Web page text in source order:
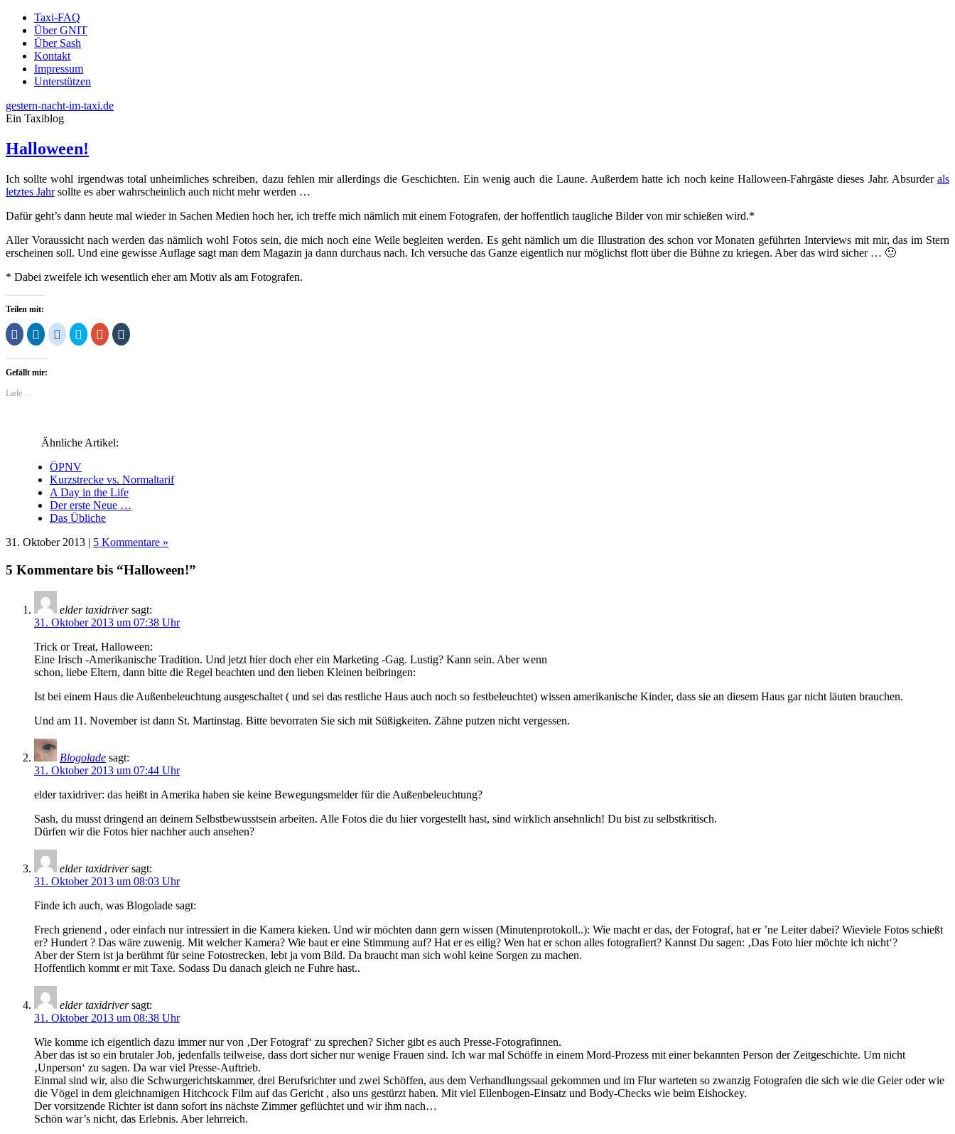
Taxi-FAQ
Über GNIT
Über Sash
Kontakt
Impressum
Unterstützen
gestern-nacht-im-taxi.de
Ein Taxiblog
Halloween!
Ich sollte wohl irgendwas total unheimliches schreiben, dazu fehlen mir allerdings die Geschichten. Ein wenig auch die Laune. Außerdem hatte ich noch keine Halloween-Fahrgäste dieses Jahr. Absurder als
letztes Jahrsollte es aber wahrscheinlich auch nicht mehr werden …
Dafür geht’s dann heute mal wieder in Sachen Medien hoch her, ich treffe mich nämlich mit einem Fotografen, der hoffentlich taugliche Bilder von mir schießen wird.*
Aller Voraussicht nach werden das nämlich wohl Fotos sein, die mich noch eine Weile begleiten werden. Es geht nämlich um die Illustration des schon vor Monaten geführten Interviews mit mir, das im Stern
erscheinen soll. Und eine gewisse Auflage sagt man dem Magazin ja dann durchaus nach. Ich versuche das Ganze eigentlich nur möglichst flott über die Bühne zu kriegen. Aber das wird sicher … 🙂
* Dabei zweifele ich wesentlich eher am Motiv als am Fotografen.
Teilen mit:
Klick,
um
Facebook
teilen
in
neuem
Klick,
um
LinkedIn
teilen
Klick,
um
Klick,
um
über
Zum
Teilen
Klick,
um
Gefällt mir:
Lade …
Ähnliche Artikel:
ÖPNV
Kurzstrecke vs. Normaltarif
A Day in the Life
Der erste Neue …
Das Übliche
31. Oktober 2013 | 5 Kommentare »
5 Kommentare bis “Halloween!”
elder taxidriver sagt:
31. Oktober 2013 um 07:38 Uhr
Trick or Treat, Halloween:
Eine Irisch -Amerikanische Tradition. Und jetzt hier doch eher ein Marketing -Gag. Lustig? Kann sein. Aber wenn
schon, liebe Eltern, dann bitte die Regel beachten und den lieben Kleinen beibringen:
Ist bei einem Haus die Außenbeleuchtung ausgeschaltet ( und sei das restliche Haus auch noch so festbeleuchtet) wissen amerikanische Kinder, dass sie an diesem Haus gar nicht läuten brauchen.
Und am 11. November ist dann St. Martinstag. Bitte bevorraten Sie sich mit Süßigkeiten. Zähne putzen nicht vergessen.
Blogolade sagt:
31. Oktober 2013 um 07:44 Uhr
elder taxidriver: das heißt in Amerika haben sie keine Bewegungsmelder für die Außenbeleuchtung?
Sash, du musst dringend an deinem Selbstbewusstsein arbeiten. Alle Fotos die du hier vorgestellt hast, sind wirklich ansehnlich! Du bist zu selbstkritisch.
Dürfen wir die Fotos hier nachher auch ansehen?
elder taxidriver sagt:
31. Oktober 2013 um 08:03 Uhr
Finde ich auch, was Blogolade sagt:
Frech grienend , oder einfach nur intressiert in die Kamera kieken. Und wir möchten dann gern wissen (Minutenprotokoll..): Wie macht er das, der Fotograf, hat er ’ne Leiter dabei? Wieviele Fotos schießt
er? Hundert ? Das wäre zuwenig. Mit welcher Kamera? Wie baut er eine Stimmung auf? Hat er es eilig? Wen hat er schon alles fotografiert? Kannst Du sagen: ‚Das Foto hier möchte ich nicht‘?
Aber der Stern ist ja berühmt für seine Fotostrecken, lebt ja vom Bild. Da braucht man sich wohl keine Sorgen zu machen.
Hoffentlich kommt er mit Taxe. Sodass Du danach gleich ne Fuhre hast..
elder taxidriver sagt:
31. Oktober 2013 um 08:38 Uhr
Wie komme ich eigentlich dazu immer nur von ‚Der Fotograf‘ zu sprechen? Sicher gibt es auch Presse-Fotografinnen.
Aber das ist so ein brutaler Job, jedenfalls teilweise, dass dort sicher nur wenige Frauen sind. Ich war mal Schöffe in einem Mord-Prozess mit einer bekannten Person der Zeitgeschichte. Um nicht
‚Unperson‘ zu sagen. Da war viel Presse-Auftrieb.
Einmal sind wir, also die Schwurgerichtskammer, drei Berufsrichter und zwei Schöffen, aus dem Verhandlungssaal gekommen und im Flur warteten so zwanzig Fotografen die sich wie die Geier oder wie
die Vögel in dem gleichnamigen Hitchcock Film auf das Gericht , also uns gestürzt haben. Mit viel Ellenbogen-Einsatz und Body-Checks wie beim Eishockey.
Der vorsitzende Richter ist dann sofort ins nächste Zimmer geflüchtet und wir ihm nach…
Schön war’s nicht, das Erlebnis. Aber lehrreich.